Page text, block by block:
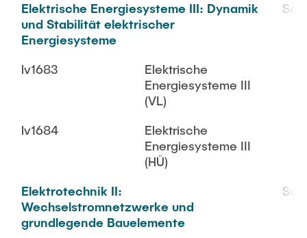
Elektrische Energiesysteme III: Dynamik
und Stabilität elektrischer
Energiesysteme
lv1683
Elektrische
Energiesysteme III
(VL)
lv1684
Elektrische
Energiesysteme III
(HÜ)
Elektrotechnik II:
Wechselstromnetzwerke und
grundlegende Bauelemente